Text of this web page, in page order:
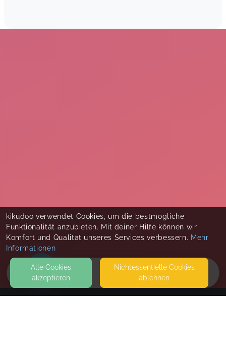
HOME
kikudoo verwendet Cookies, um die bestmögliche
Funktionalität anzubieten. Mit deiner Hilfe können wir
Komfort und Qualität unseres Services verbessern. Mehr
Informationen
Alle Cookies
akzeptieren
Nicht­essentielle Cookies
ablehnen